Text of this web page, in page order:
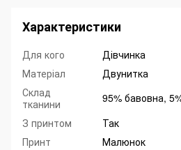
Характеристики
Для кого
Дівчинка
Матеріал
Двунитка
Склад
тканини
95% бавовна,
З принтом
Так
Принт
Малюнок